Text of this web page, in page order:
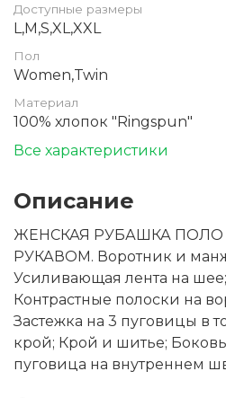
Доступные размеры
L,M,S,XL,XXL
Пол
Women,Twin
Материал
100% хлопок "Ringspun"
Все характеристики
Описание
ЖЕНСКАЯ РУБАШКА ПОЛО
РУКАВОМ. Воротник и
Усиливающая лента на
Контрастные полоски на
Застежка на 3 пуговицы в
крой; Крой и шитье;
пуговица на внутреннем